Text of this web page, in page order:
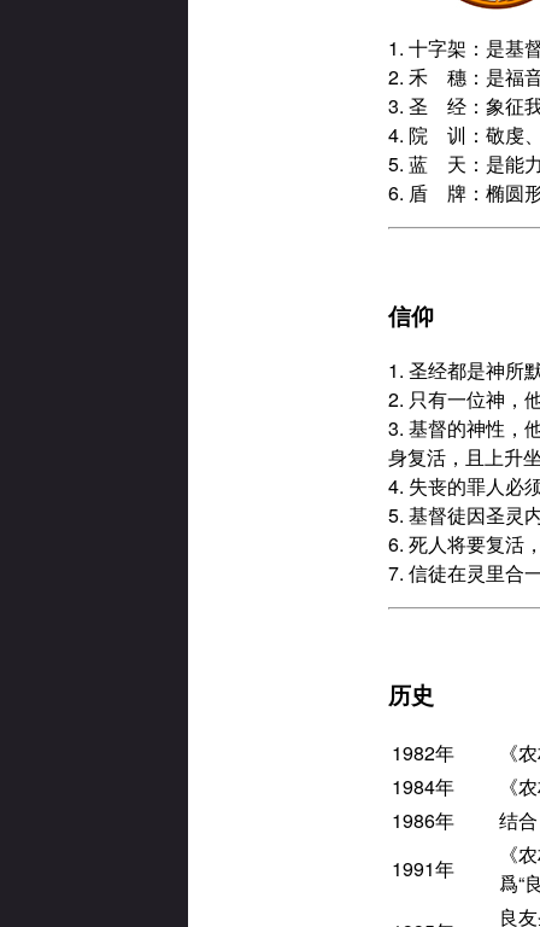
1. 十字架：是基
2. 禾 穗：是福
3. 圣 经：象征
4. 院 训：敬虔
5. 蓝 天：是能
6. 盾 牌：椭圆
信仰
1. 圣经都是神所
2. 只有一位神，
3. 基督的神性，
身复活，且上升
4. 失丧的罪人必
5. 基督徒因圣灵
6. 死人将要复活
7. 信徒在灵里合
历史
1982年
《
1984年
《
1986年
结
1991年
《
爲“
良